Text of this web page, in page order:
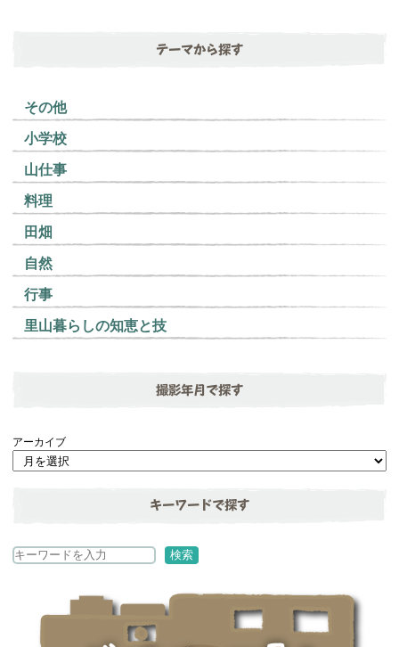
テーマから探す
その他
小学校
山仕事
料理
田畑
自然
行事
里山暮らしの知恵と技
撮影年月で探す
アーカイブ
キーワードで探す
検
検索